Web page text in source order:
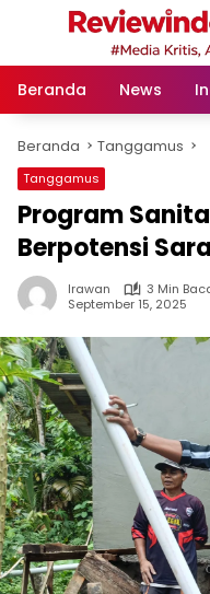
Langsung
Beranda
News
Beranda Tanggamus
Tanggamus
Program
Berpotensi
Irawan
3 Min
September 15, 2025